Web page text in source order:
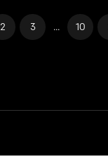
2 3 ... 10